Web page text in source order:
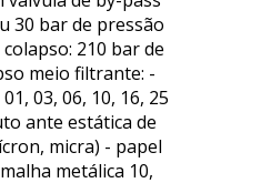
30 bar de pressão
210 bar de
meio filtrante: -
03, 06, 10, 16, 25
ante estática de
micra) - papel
metálica 10,